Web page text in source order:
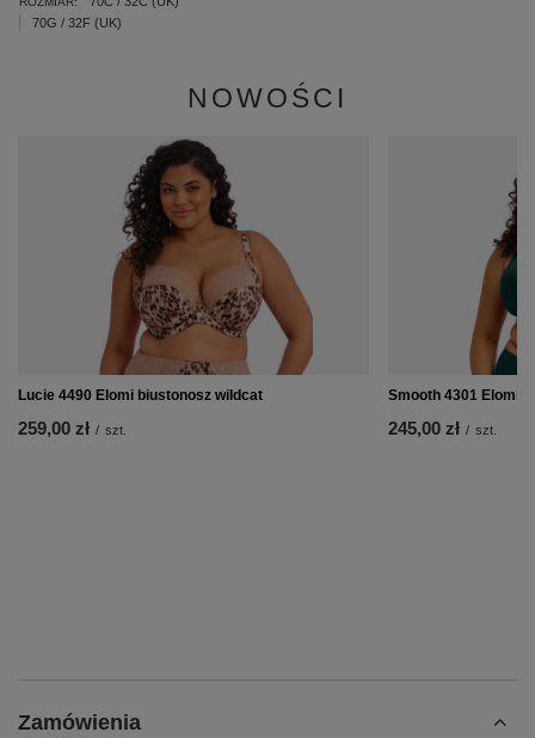
70G / 32F (UK)
NOWOŚCI
Lucie 4490 Elomi biustonosz wildcat
259,00 zł / szt.
Smooth 4301 Elomi
245,00 zł / szt.
Zamówienia